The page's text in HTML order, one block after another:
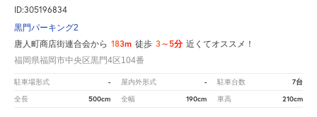
ID:305196834
黒門パーキング2
唐人町商店街連合会から 183m 徒歩 3～5分 近くてオススメ！
福岡県福岡市中央区黒門4区104番
駐車場形式 - 屋内外形式 - 駐車台数 7台
全長 500cm 全幅 190cm 車高 210cm